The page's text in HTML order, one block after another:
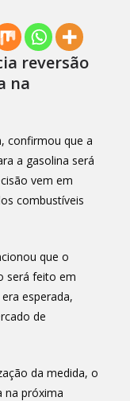
reversão
na
confirmou que a
a gasolina será
vem em
combustíveis
que o
será feito em
esperada,
de
da medida, o
na próxima